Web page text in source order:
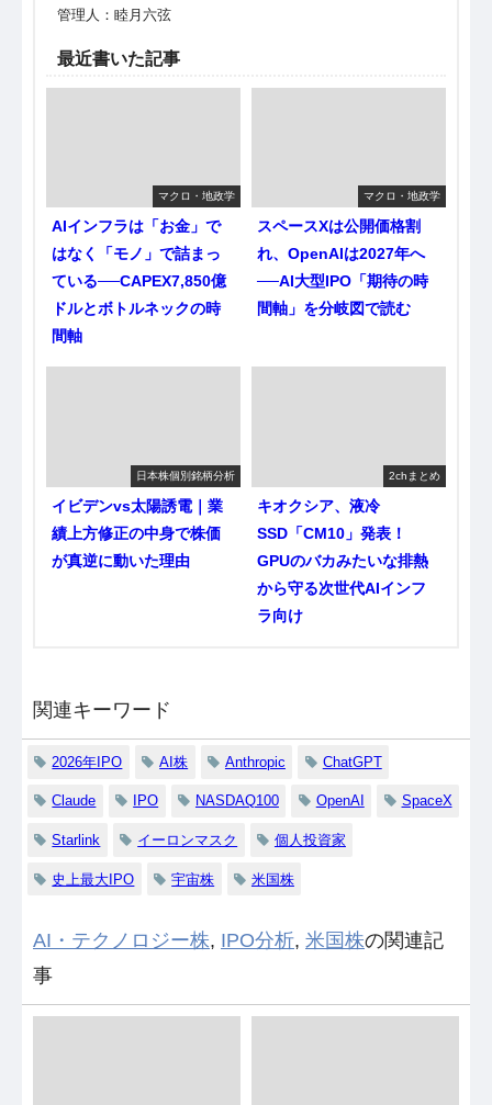
管理人：睦月六弦
最近書いた記事
マクロ・地政学
AIインフラは「お金」で
はなく「モノ」で詰まっ
ている──CAPEX7,850億
ドルとボトルネックの時
間軸
マクロ・地政学
スペースXは公開価格割
れ、OpenAIは2027年へ
──AI大型IPO「期待の時
間軸」を分岐図で読む
日本株個別銘柄分析
イビデンvs太陽誘電｜業
績上方修正の中身で株価
が真逆に動いた理由
2chまとめ
キオクシア、液冷
SSD「CM10」発表！
GPUのバカみたいな排熱
から守る次世代AIインフ
ラ向け
関連キーワード
2026年IPO AI株 Anthropic ChatGPT
Claude IPO NASDAQ100 OpenAI SpaceX
Starlink イーロンマスク 個人投資家
史上最大IPO 宇宙株 米国株
AI・テクノロジー株, IPO分析, 米国株の関連記
事